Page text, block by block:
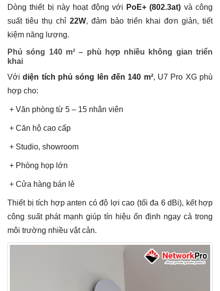
Dòng thiết bị này hoạt động với PoE+ (802.3at) và công
suất tiêu thụ chỉ22W, đảm bảo triển khai đơn giản, tiết
kiệm năng lượng.
Phủ sóng 140 m² – phù hợp nhiều không gian triển
khai
Vớidiện tích phủ sóng lên đến 140 m², U7 Pro XG phù
hợp cho:
+ Văn phòng từ 5 – 15 nhân viên
+ Căn hộ cao cấp
+ Studio, showroom
+ Phòng họp lớn
+ Cửa hàng bán lẻ
Thiết bị tích hợp anten có độ lợi cao (tối đa 6 dBi), kết hợp
công suất phát mạnh giúp tín hiệu ổn định ngay cả trong
môi trường nhiều vật cản.